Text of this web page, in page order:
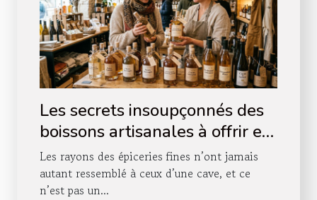
Les secrets insoupçonnés des
boissons artisanales à offrir en
boutique
Les rayons des épiceries fines n’ont jamais
autant ressemblé à ceux d’une cave, et ce
n’est pas un...